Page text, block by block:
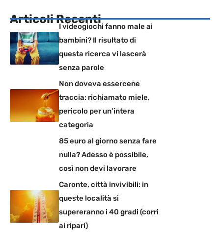
Articoli Recenti
I videogiochi fanno male ai
bambini? Il risultato di
questa ricerca vi lascerà
senza parole
Non doveva essercene
traccia: richiamato miele,
pericolo per un’intera
categoria
85 euro al giorno senza fare
nulla? Adesso è possibile,
così non devi lavorare
Caronte, città invivibili: in
queste località si
supereranno i 40 gradi (corri
ai ripari)